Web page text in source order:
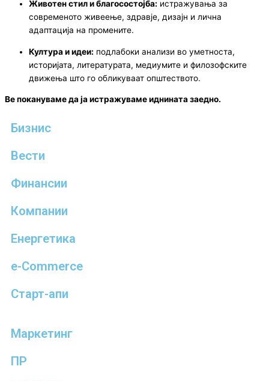
Животен стил и благосостојба: истражувања за
современото живеење, здравје, дизајн и лична
адаптација на промените.
Култура и идеи: подлабоки анализи во уметноста,
историјата, литературата, медиумите и филозофските
движења што го обликуваат општеството.
Ве покануваме да ја истражуваме иднината заедно.
Бизнис
Вести
Финансии
Компании
Енергетика
e-Commerce
Старт-апи
Маркетинг
ПР